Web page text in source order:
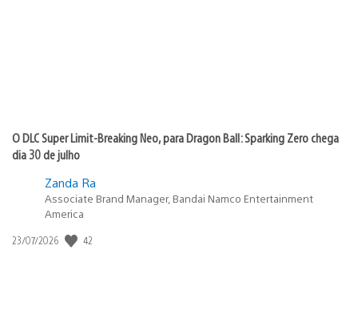
O DLC Super Limit-Breaking Neo, para Dragon Ball: Sparking Zero chega
dia 30 de julho
Zanda Ra
Associate Brand Manager, Bandai Namco Entertainment
America
Data
23/07/2026 42